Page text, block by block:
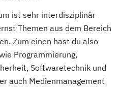
ist sehr interdisziplinär
Themen aus dem Bereich
Zum einen hast du also
Programmierung,
Softwaretechnik und
auch Medienmanagement